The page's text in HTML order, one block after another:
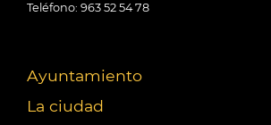
Teléfono: 963 52 54 78
Ayuntamiento
La ciudad